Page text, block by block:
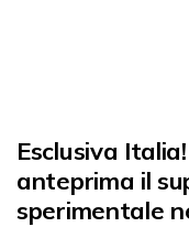
Esclusiva
anteprima il
sperimentale